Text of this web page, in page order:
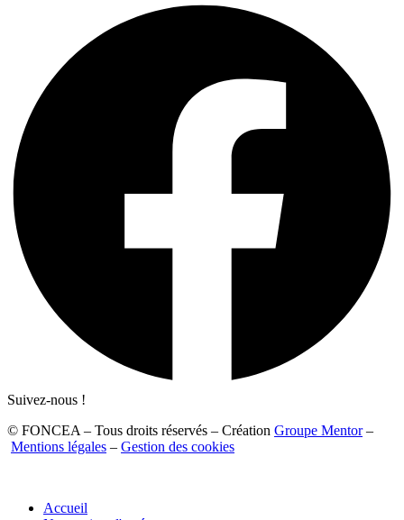
Suivez-nous !
© FONCEA – Tous droits réservés – Création Groupe Mentor–
Mentions légales – Gestion des cookies
Accueil